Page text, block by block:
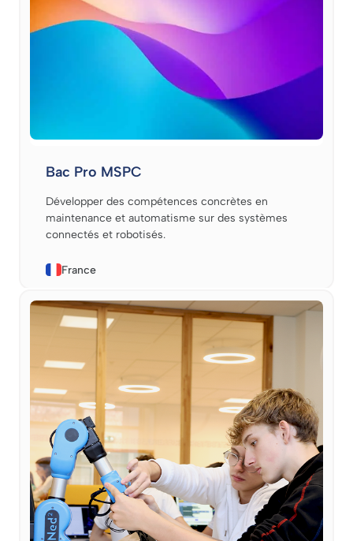
Bac Pro MSPC
Développer des compétences concrètes en
maintenance et automatisme sur des systèmes
connectés et robotisés.
France